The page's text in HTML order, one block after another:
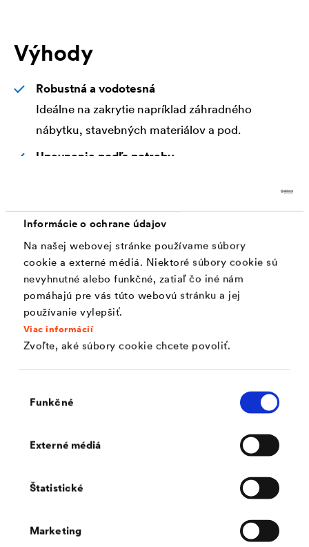
Informácie o ochrane údajov
Na našej webovej stránke používame súbory
cookie a externé médiá. Niektoré súbory cookie sú
nevyhnutné alebo funkčné, zatiaľ čo iné nám
pomáhajú pre vás túto webovú stránku a jej
používanie vylepšiť.
Viac informácií
Zvoľte, aké súbory cookie chcete povoliť.
súhlasu
Funkčné
Externé médiá
Štatistické
Marketing
Výhody
Robustná a vodotesná
Ideálne na zakrytie napríklad záhradného
nábytku, stavebných materiálov a pod.
Upevnenie podľa potreby
Priehľadná
Pod plachtou zostáva ľahko rozpoznateľný
podklad alebo materiály, ktoré sa majú zakryť.
Vhodné ako dočasné zakrytie / núdzové
zakrytie
Viacnásobné použiteľná
Použitie
DELTA®-PLAN 1000 PLUS môže byť použitá ako
rekonštrukciách, ako aj ako ochrana proti
nábytku, strojov, stavebných materiálov atď.